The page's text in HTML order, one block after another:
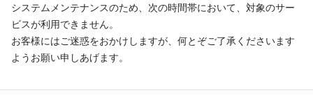
お客様サポート
セキュリティ
その他
システムメンテナンスのため、次の時間帯において、対象のサー
ビスが利用できません。
お客様にはご迷惑をおかけしますが、何とぞご了承くださいます
ようお願い申しあげます。